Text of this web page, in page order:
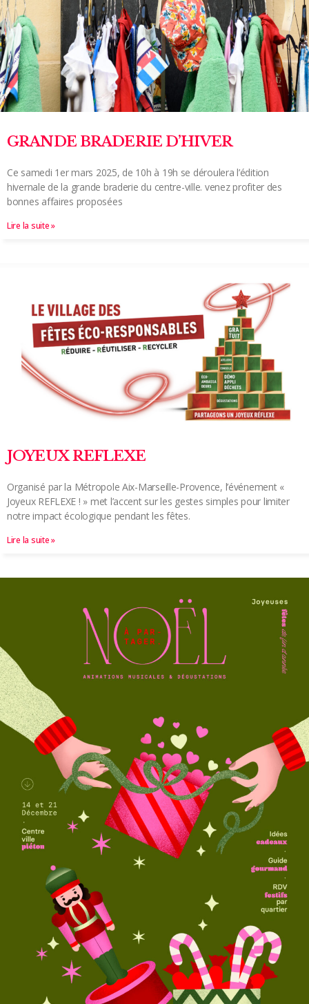
GRANDE BRADERIE D’HIVER
Ce samedi 1er mars 2025, de 10h à 19h se déroulera l’édition
hivernale de la grande braderie du centre-ville. venez profiter des
bonnes affaires proposées
Lire la suite »
JOYEUX REFLEXE
Organisé par la Métropole Aix-Marseille-Provence, l’événement «
Joyeux REFLEXE ! » met l’accent sur les gestes simples pour limiter
notre impact écologique pendant les fêtes.
Lire la suite »